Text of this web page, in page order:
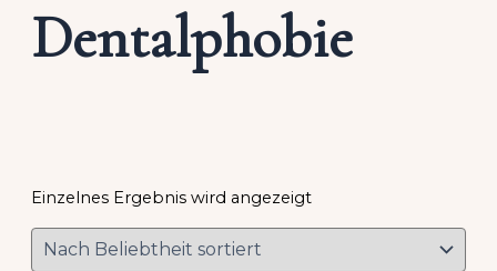
Dentalphobie
Einzelnes Ergebnis wird angezeigt